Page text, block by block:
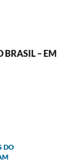
BRASIL – EM
DO